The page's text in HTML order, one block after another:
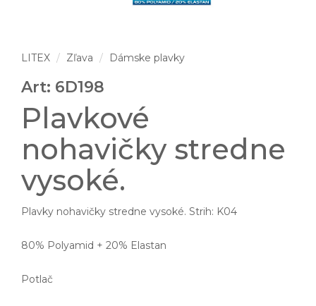
LITEX Zľava Dámske plavky
Art: 6D198
Plavkové
nohavičky stredne
vysoké.
Plavky nohavičky stredne vysoké. Strih: K04
80% Polyamid + 20% Elastan
Potlač